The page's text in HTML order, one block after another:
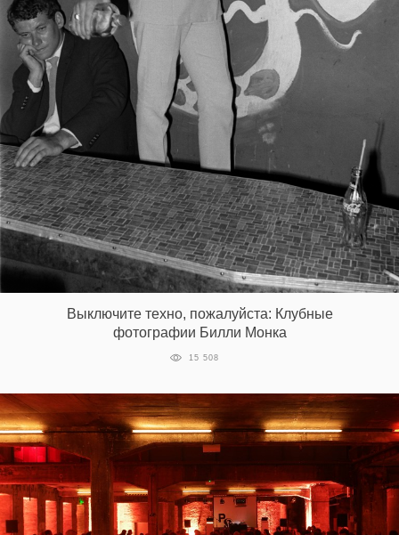
Выключите техно, пожалуйста: Клубные
фотографии Билли Монка
15 508